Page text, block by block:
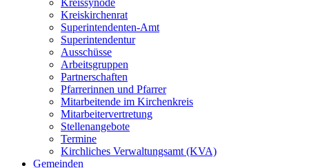
Kreissynode
Kreiskirchenrat
Superintendenten-Amt
Superintendentur
Ausschüsse
Arbeitsgruppen
Partnerschaften
Pfarrerinnen und Pfarrer
Mitarbeitende im Kirchenkreis
Mitarbeitervertretung
Stellenangebote
Termine
Kirchliches Verwaltungsamt (KVA)
Gemeinden